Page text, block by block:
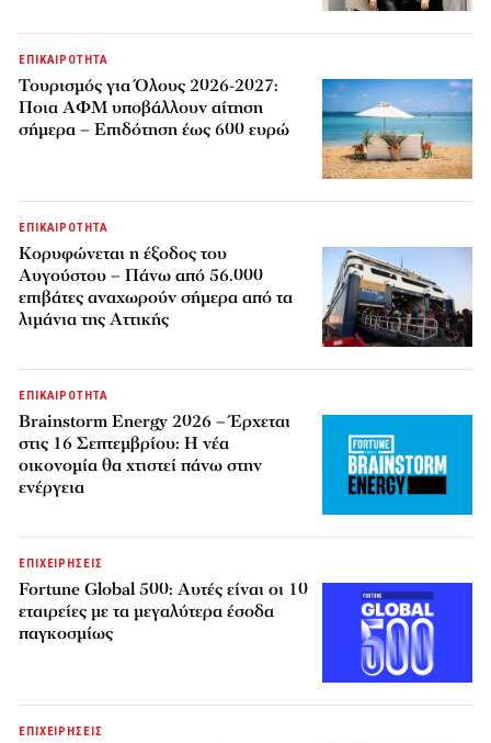
ΕΠΙΚΑΙΡΟΤΗΤΑ
Τουρισμός για Όλους 2026-2027:
Ποια ΑΦΜ υποβάλλουν αίτηση
σήμερα – Επιδότηση έως 600 ευρώ
ΕΠΙΚΑΙΡΟΤΗΤΑ
Κορυφώνεται η έξοδος του
Αυγούστου – Πάνω από 56.000
επιβάτες αναχωρούν σήμερα από τα
λιμάνια της Αττικής
ΕΠΙΚΑΙΡΟΤΗΤΑ
Brainstorm Energy 2026 – Έρχεται
στις 16 Σεπτεμβρίου: Η νέα
οικονομία θα χτιστεί πάνω στην
ενέργεια
ΕΠΙΧΕΙΡΗΣΕΙΣ
Fortune Global 500: Αυτές είναι οι 10
εταιρείες με τα μεγαλύτερα έσοδα
παγκοσμίως
ΕΠΙΧΕΙΡΗΣΕΙΣ